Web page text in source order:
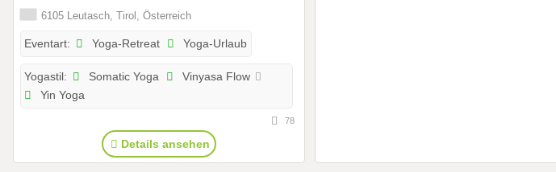
6105 Leutasch, Tirol, Österreich
Eventart: Yoga-Retreat Yoga-Urlaub
Yogastil: Somatic Yoga
Vinyasa Flow
Yin Yoga
78
Details ansehen